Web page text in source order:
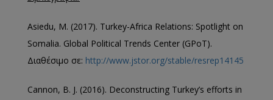
Asiedu, M. (2017). Turkey-Africa Relations: Spotlight on
Somalia. Global Political Trends Center (GPoT).
Διαθέσιμο σε: http://www.jstor.org/stable/resrep14145
Cannon, B. J. (2016). Deconstructing Turkey’s efforts in